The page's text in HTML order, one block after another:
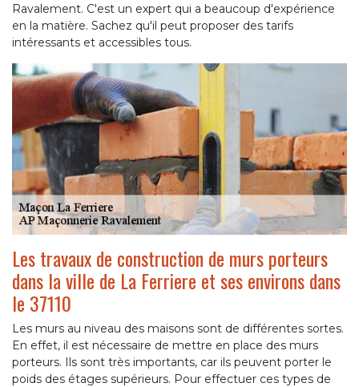
Ravalement. C'est un expert qui a beaucoup d'expérience
en la matière. Sachez qu'il peut proposer des tarifs
intéressants et accessibles tous.
Les travaux de construction de murs porteurs
dans la ville de La Ferriere et ses environs dans
le 37110
Les murs au niveau des maisons sont de différentes sortes.
En effet, il est nécessaire de mettre en place des murs
porteurs. Ils sont très importants, car ils peuvent porter le
poids des étages supérieurs. Pour effectuer ces types de